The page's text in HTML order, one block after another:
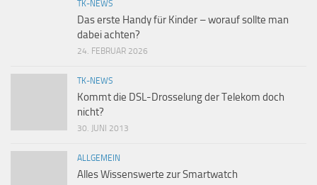
TK-NEWS
Das erste Handy für Kinder – worauf sollte man
dabei achten?
24. FEBRUAR 2026
TK-NEWS
Kommt die DSL-Drosselung der Telekom doch
nicht?
30. JUNI 2013
ALLGEMEIN
Alles Wissenswerte zur Smartwatch